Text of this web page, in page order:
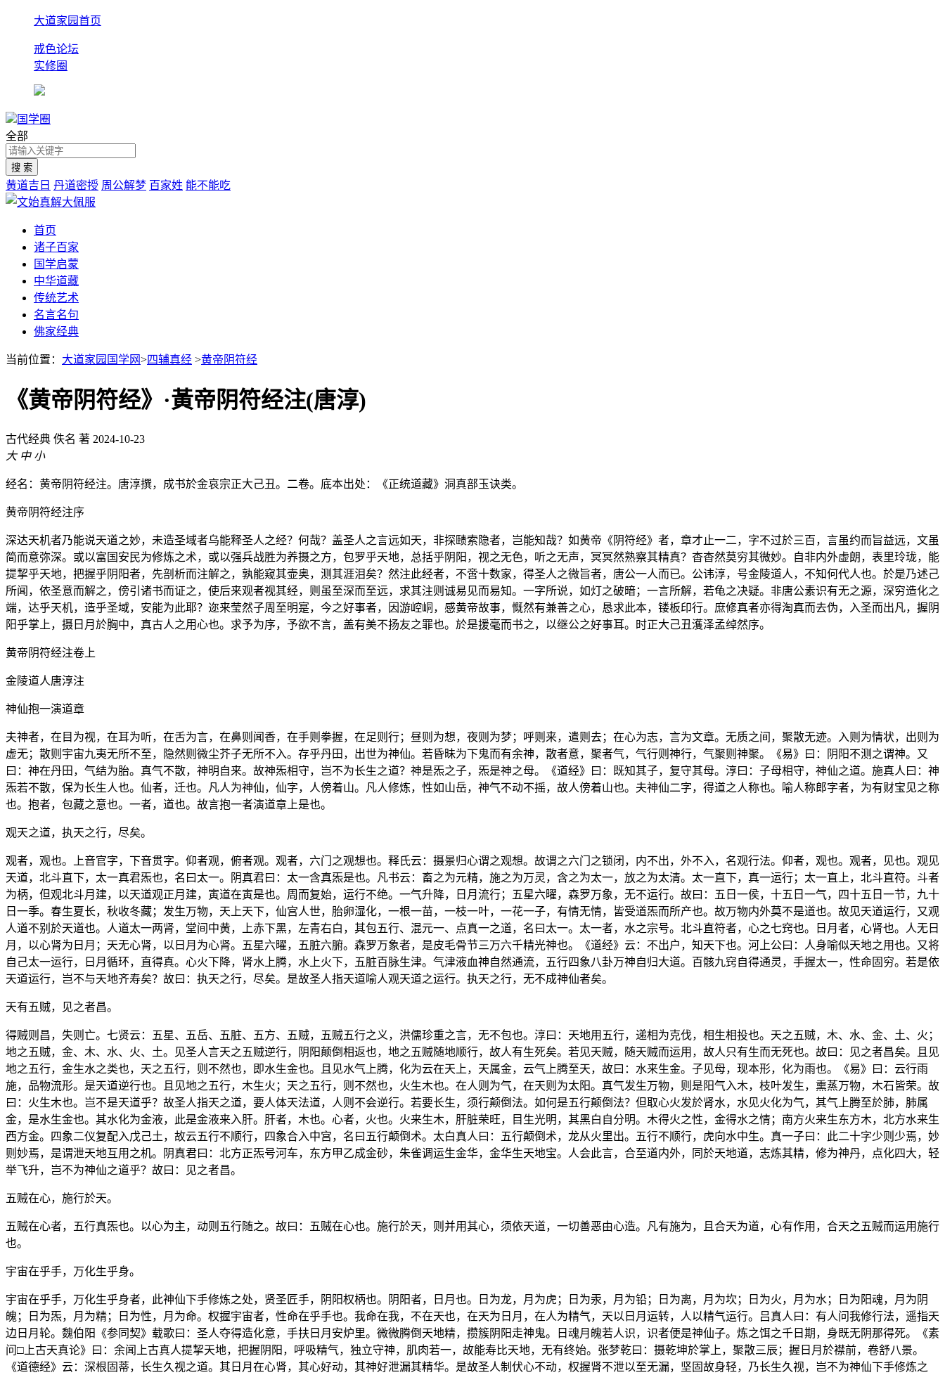
大道家园首页
戒色论坛
实修圈
国学圈
全部
黄道吉日 丹道密授 周公解梦 百家姓 能不能吃
首页
诸子百家
国学启蒙
中华道藏
传统艺术
名言名句
佛家经典
当前位置： 大道家园国学网>四辅真经 >黄帝阴符经
《黄帝阴符经》·黃帝阴符经注(唐淳)
古代经典 佚名 著 2024-10-23
大 中 小
经名：黄帝阴符经注。唐淳撰，成书於金哀宗正大己丑。二卷。底本出处：《正统道藏》洞真部玉诀类。
黄帝阴符经注序
深达天机者乃能说天道之妙，未造圣域者乌能释圣人之经？何哉？盖圣人之言远如天，非探赜索隐者，岂能知哉？如黄帝《阴符经》者，章才止一二，字不过於三百，言虽约而旨益远，文虽
简而意弥深。或以富国安民为修炼之术，或以强兵战胜为养摄之方，包罗乎天地，总括乎阴阳，视之无色，听之无声，冥冥然熟察其精真？杳杳然莫穷其微妙。自非内外虚朗，表里玲珑，能
提挈乎天地，把握乎阴阳者，先剖析而注解之，孰能窥其壶奥，测其涯泪矣？然注此经者，不啻十数家，得圣人之微旨者，唐公一人而已。公讳淳，号金陵道人，不知何代人也。於是乃述己
所闻，依圣意而解之，傍引诸书而证之，使后来观者视其经，则虽至深而至远，求其注则诚易见而易知。一字所说，如灯之破暗；一言所解，若龟之决疑。非唐公素识有无之源，深穷造化之
端，达乎天机，造乎圣域，安能为此耶？迩来莹然子周至明寔，今之好事者，因游崆峒，感黄帝故事，慨然有兼善之心，恳求此本，镂板印行。庶修真者亦得淘真而去伪，入圣而出凡，握阴
阳乎掌上，摄日月於胸中，真古人之用心也。求予为序，予欲不言，盖有美不扬友之罪也。於是援毫而书之，以继公之好事耳。时正大己丑濩泽孟绰然序。
黄帝阴符经注卷上
金陵道人唐淳注
神仙抱一演道章
夫神者，在目为视，在耳为听，在舌为言，在鼻则闻香，在手则拳握，在足则行；昼则为想，夜则为梦；呼则来，遣则去；在心为志，言为文章。无质之间，聚散无迹。入则为情状，出则为
虚无；散则宇宙九夷无所不至，隐然则微尘芥子无所不入。存乎丹田，出世为神仙。若昏昧为下鬼而有余神，散者意，聚者气，气行则神行，气聚则神聚。《易》曰：阴阳不测之谓神。又
曰：神在丹田，气结为胎。真气不散，神明自来。故神炁相守，岂不为长生之道？神是炁之子，炁是神之母。《道经》曰：既知其子，复守其母。淳曰：子母相守，神仙之道。施真人曰：神
炁若不散，保为长生人也。仙者，迁也。凡人为神仙，仙字，人傍着山。凡人修炼，性如山岳，神气不动不摇，故人傍着山也。夫神仙二字，得道之人称也。喻人称郎字者，为有财宝见之称
也。抱者，包藏之意也。一者，道也。故言抱一者演道章上是也。
观天之道，执天之行，尽矣。
观者，观也。上音官字，下音贯字。仰者观，俯者观。观者，六门之观想也。释氏云：摄景归心谓之观想。故谓之六门之锁闭，内不出，外不入，名观行法。仰者，观也。观者，见也。观见
天道，北斗直下，太一真君炁也，名曰太一。阴真君曰：太一含真炁是也。凡书云：畜之为元精，施之为万灵，含之为太一，放之为太清。太一直下，真一运行；太一直上，北斗直符。斗者
为柄，但观北斗月建，以天道观正月建，寅道在寅是也。周而复始，运行不绝。一气升降，日月流行；五星六曜，森罗万象，无不运行。故曰：五日一侯，十五日一气，四十五日一节，九十
日一季。春生夏长，秋收冬藏；发生万物，天上天下，仙宫人世，胎卵湿化，一根一苗，一枝一叶，一花一子，有情无情，皆受道炁而所产也。故万物内外莫不是道也。故见天道运行，又观
人道不别於天道也。人道太一两肾，堂间中黄，上赤下黑，左青右白，其包五行、混元一、点真一之道，名曰太一。太一者，水之宗号。北斗直符者，心之七窍也。日月者，心肾也。人无日
月，以心肾为日月；天无心肾，以日月为心肾。五星六曜，五脏六腑。森罗万象者，是皮毛骨节三万六千精光神也。《道经》云：不出户，知天下也。河上公曰：人身喻似天地之用也。又将
自己太一运行，日月循环，直得真。心火下降，肾水上腾，水上火下，五脏百脉生津。气津液血神自然通流，五行四象八卦万神自归大道。百骸九窍自得通灵，手握太一，性命固穷。若是依
天道运行，岂不与天地齐寿矣？故曰：执天之行，尽矣。是故圣人指天道喻人观天道之运行。执天之行，无不成神仙者矣。
天有五贼，见之者昌。
得贼则昌，失则亡。七贤云：五星、五岳、五脏、五方、五贼，五贼五行之义，洪儒珍重之言，无不包也。淳曰：天地用五行，递相为克伐，相生相投也。天之五贼，木、水、金、土、火；
地之五贼，金、木、水、火、土。见圣人言天之五贼逆行，阴阳颠倒相返也，地之五贼随地顺行，故人有生死矣。若见天贼，随天贼而运用，故人只有生而无死也。故曰：见之者昌矣。且见
地之五行，金生水之类也，天之五行，则不然也，即水生金也。且见水气上腾，化为云在天上，天属金，云气上腾至天，故曰：水来生金。子见母，现本形，化为雨也。《易》曰：云行雨
施，品物流形。是天道逆行也。且见地之五行，木生火；天之五行，则不然也，火生木也。在人则为气，在天则为太阳。真气发生万物，则是阳气入木，枝叶发生，熏蒸万物，木石皆荣。故
曰：火生木也。岂不是天道乎？故圣人指天之道，要人体天法道，人则不会逆行。若要长生，须行颠倒法。如何是五行颠倒法？但取心火发於肾水，水见火化为气，其气上腾至於肺，肺属
金，是水生金也。其水化为金液，此是金液来入肝。肝者，木也。心者，火也。火来生木，肝脏荣旺，目生光明，其黑白自分明。木得火之性，金得水之情；南方火来生东方木，北方水来生
西方金。四象二仪复配入戊己土，故云五行不顺行，四象合入中宫，名曰五行颠倒术。太白真人曰：五行颠倒术，龙从火里出。五行不顺行，虎向水中生。真一子曰：此二十字少则少焉，妙
则妙焉，是谓泄天地互用之机。阴真君曰：北方正炁号河车，东方甲乙成金砂，朱雀调运生金华，金华生天地宝。人会此言，合至道内外，同於天地道，志炼其精，修为神丹，点化四大，轻
举飞升，岂不为神仙之道乎？故曰：见之者昌。
五贼在心，施行於天。
五贼在心者，五行真炁也。以心为主，动则五行随之。故曰：五贼在心也。施行於天，则并用其心，须依天道，一切善恶由心造。凡有施为，且合天为道，心有作用，合天之五贼而运用施行
也。
宇宙在乎手，万化生乎身。
宇宙在乎手，万化生乎身者，此神仙下手修炼之处，贤圣匠手，阴阳权柄也。阴阳者，日月也。日为龙，月为虎；日为汞，月为铅；日为离，月为坎；日为火，月为水；日为阳魂，月为阴
魄；日为炁，月为精；日为性，月为命。权握宇宙者，性命在乎手也。我命在我，不在天也，在天为日月，在人为精气，天以日月运转，人以精气运行。吕真人曰：有人问我修行法，遥指天
边日月轮。魏伯阳《参同契》载歌曰：圣人夺得造化意，手扶日月安炉里。微微腾倒天地精，攒簇阴阳走神鬼。日魂月魄若人识，识者便是神仙子。炼之饵之千日期，身既无阴那得死。《素
问□上古天真论》曰：余闻上古真人提挈天地，把握阴阳，呼吸精气，独立守神，肌肉若一，故能寿比天地，无有终始。张梦乾曰：摄乾坤於掌上，聚散三辰；握日月於襟前，卷舒八景。
《道德经》云：深根固蒂，长生久视之道。其日月在心肾，其心好动，其神好泄漏其精华。是故圣人制伏心不动，权握肾不泄以至无漏，坚固故身轻，乃长生久视，岂不为神仙下手修炼之